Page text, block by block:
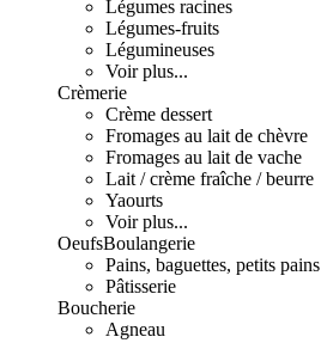
Légumes racines
Légumes-fruits
Légumineuses
Voir plus...
Crèmerie
Crème dessert
Fromages au lait de chèvre
Fromages au lait de vache
Lait / crème fraîche / beurre
Yaourts
Voir plus...
OeufsBoulangerie
Pains, baguettes, petits pains
Pâtisserie
Boucherie
Agneau